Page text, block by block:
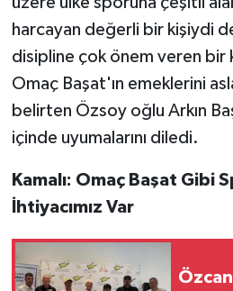
harcayan değerli bir kişiydi
disipline çok önem veren bir
Omaç Başat'ın emeklerini
belirten Özsoy oğlu Arkın
içinde uyumalarını diledi.
Kamalı: Omaç Başat Gibi
İhtiyacımız Var
TİCARET
YAŞAM